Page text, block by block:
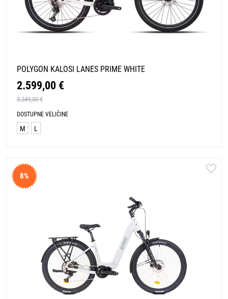
POLYGON KALOSI LANES PRIME WHITE
2.599,00 €
3.249,00 €
DOSTUPNE VELIČINE
M L
8%